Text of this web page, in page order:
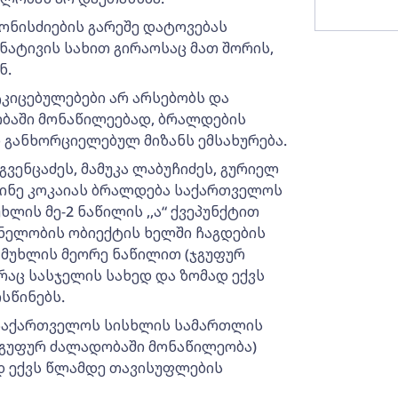
გარეშე დატოვებას
სახით გირაოსაც მათ შორის,
არ არსებობს და
მონაწილეებად, ბრალდების
მიზანს ემსახურება.
მამუკა ლაბუჩიძეს, გურიელ
კოკაიას ბრალდება საქართველოს
მე-2 ნაწილის ,,ა“ ქვეპუნქტით
ობიექტის ხელში ჩაგდების
მეორე ნაწილით (ჯგუფურ
სასჯელის სახედ და ზომად ექვს
სისხლის სამართლის
ძალადობაში მონაწილეობა)
ექვს წლამდე თავისუფლების